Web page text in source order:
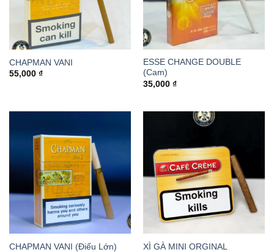
CHAPMAN VANI
55,000 ₫
ESSE CHANGE DOUBLE
(Cam)
35,000 ₫
CHAPMAN VANI (Điếu Lớn)
XÌ GÀ MINI ORGINAL